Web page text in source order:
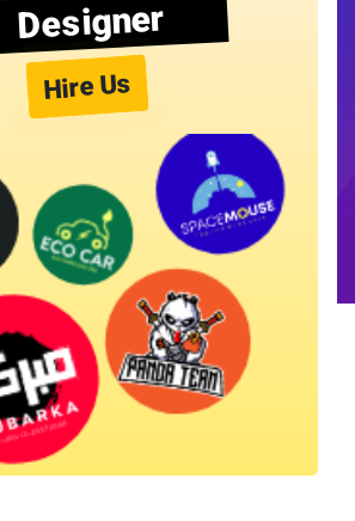
Designer
Hire Us